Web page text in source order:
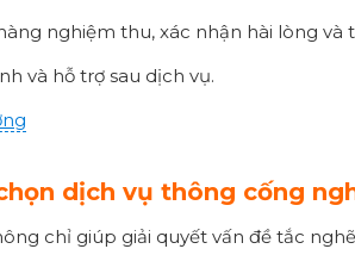
nghiệm thu, xác nhận hài lòng
và hỗ trợ sau dịch vụ.
dịch vụ thông cống
chỉ giúp giải quyết vấn đề tắc